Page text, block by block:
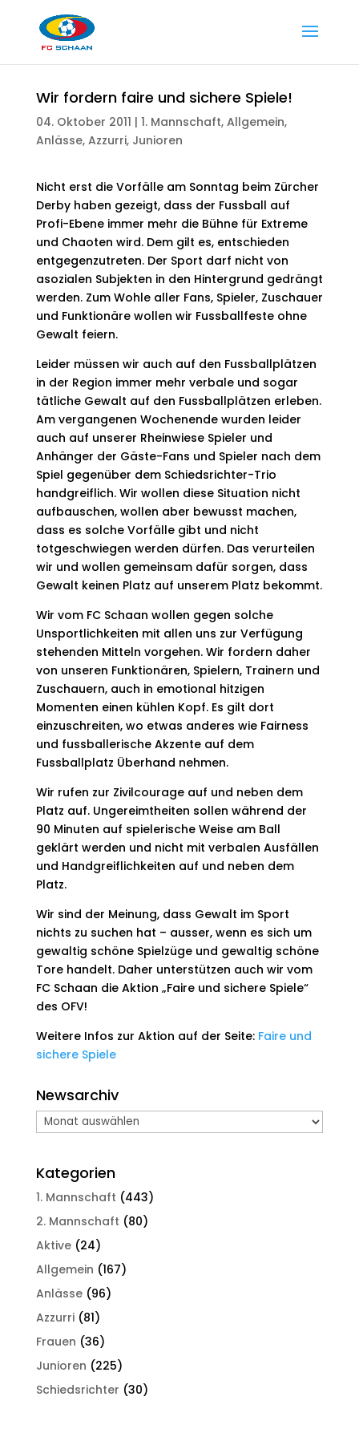
Wir fordern faire und sichere Spiele!
04. Oktober 2011 | 1. Mannschaft, Allgemein,
Anlässe, Azzurri, Junioren
Nicht erst die Vorfälle am Sonntag beim Zürcher
Derby haben gezeigt, dass der Fussball auf
Profi-Ebene immer mehr die Bühne für Extreme
und Chaoten wird. Dem gilt es, entschieden
entgegenzutreten. Der Sport darf nicht von
asozialen Subjekten in den Hintergrund gedrängt
werden. Zum Wohle aller Fans, Spieler, Zuschauer
und Funktionäre wollen wir Fussballfeste ohne
Gewalt feiern.
Leider müssen wir auch auf den Fussballplätzen
in der Region immer mehr verbale und sogar
tätliche Gewalt auf den Fussballplätzen erleben.
Am vergangenen Wochenende wurden leider
auch auf unserer Rheinwiese Spieler und
Anhänger der Gäste-Fans und Spieler nach dem
Spiel gegenüber dem Schiedsrichter-Trio
handgreiflich. Wir wollen diese Situation nicht
aufbauschen, wollen aber bewusst machen,
dass es solche Vorfälle gibt und nicht
totgeschwiegen werden dürfen. Das verurteilen
wir und wollen gemeinsam dafür sorgen, dass
Gewalt keinen Platz auf unserem Platz bekommt.
Wir vom FC Schaan wollen gegen solche
Unsportlichkeiten mit allen uns zur Verfügung
stehenden Mitteln vorgehen. Wir fordern daher
von unseren Funktionären, Spielern, Trainern und
Zuschauern, auch in emotional hitzigen
Momenten einen kühlen Kopf. Es gilt dort
einzuschreiten, wo etwas anderes wie Fairness
und fussballerische Akzente auf dem
Fussballplatz Überhand nehmen.
Wir rufen zur Zivilcourage auf und neben dem
Platz auf. Ungereimtheiten sollen während der
90 Minuten auf spielerische Weise am Ball
geklärt werden und nicht mit verbalen Ausfällen
und Handgreiflichkeiten auf und neben dem
Platz.
Wir sind der Meinung, dass Gewalt im Sport
nichts zu suchen hat – ausser, wenn es sich um
gewaltig schöne Spielzüge und gewaltig schöne
Tore handelt. Daher unterstützen auch wir vom
FC Schaan die Aktion „Faire und sichere Spiele“
des OFV!
Weitere Infos zur Aktion auf der Seite: Faire und
sichere Spiele
Newsarchiv
Newsarchiv
Kategorien
1. Mannschaft (443)
2. Mannschaft (80)
Aktive(24)
Allgemein (167)
Anlässe(96)
Azzurri(81)
Frauen (36)
Junioren (225)
Schiedsrichter (30)